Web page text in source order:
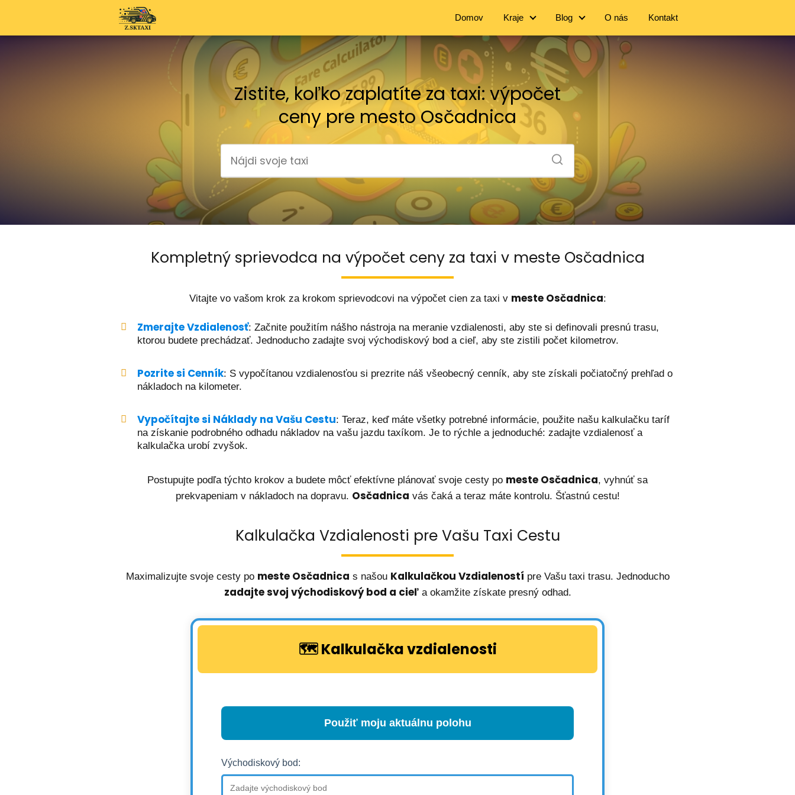
Domov Kraje Blog O nás Kontakt
Zistite, koľko zaplatíte za taxi: výpočet
ceny pre mesto Osčadnica
Kompletný sprievodca na výpočet ceny za taxi v meste Osčadnica
Vitajte vo vašom krok za krokom sprievodcovi na výpočet cien za taxi v meste Osčadnica:
Zmerajte Vzdialenosť: Začnite použitím nášho nástroja na meranie vzdialenosti, aby ste si definovali presnú trasu,
ktorou budete prechádzať. Jednoducho zadajte svoj východiskový bod a cieľ, aby ste zistili počet kilometrov.
Pozrite si Cenník: S vypočítanou vzdialenosťou si prezrite náš všeobecný cenník, aby ste získali počiatočný prehľad o
nákladoch na kilometer.
Vypočítajte si Náklady na Vašu Cestu: Teraz, keď máte všetky potrebné informácie, použite našu kalkulačku taríf
na získanie podrobného odhadu nákladov na vašu jazdu taxíkom. Je to rýchle a jednoduché: zadajte vzdialenosť a
kalkulačka urobí zvyšok.
Postupujte podľa týchto krokov a budete môcť efektívne plánovať svoje cesty po meste Osčadnica, vyhnúť sa
prekvapeniam v nákladoch na dopravu. Osčadnica vás čaká a teraz máte kontrolu. Šťastnú cestu!
Kalkulačka Vzdialenosti pre Vašu Taxi Cestu
Maximalizujte svoje cesty po meste Osčadnica s našou Kalkulačkou Vzdialeností pre Vašu taxi trasu. Jednoducho
zadajte svoj východiskový bod a cieľa okamžite získate presný odhad.
🗺️ Kalkulačka vzdialenosti
Použiť moju aktuálnu polohu
Východiskový bod: